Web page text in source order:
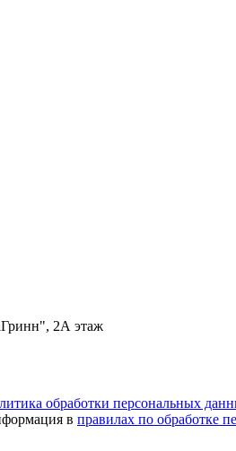
2А этаж
обработки персональных
в правилах по обработке